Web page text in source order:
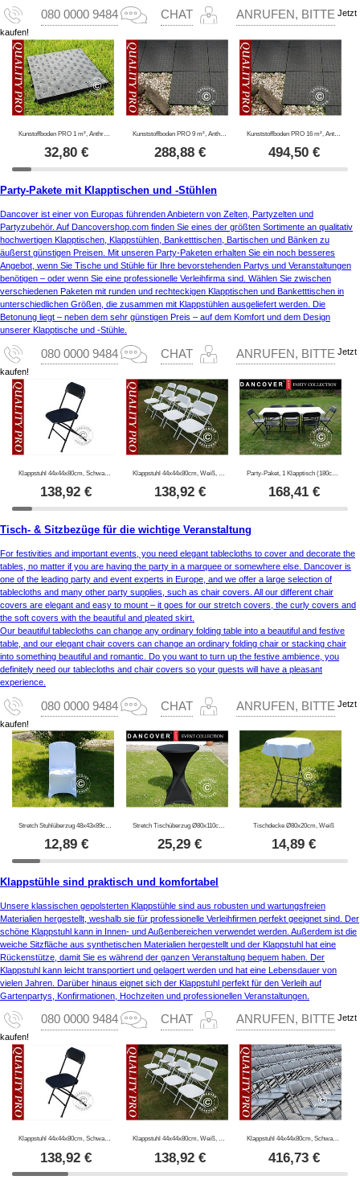
080 0000 9484 CHAT ANRUFEN, BITTE Jetzt
kaufen!
Kunstoffboden PRO 1 m², Anthrazit (4 St.)
32,80€
Kunststoffboden PRO 9 m², Anthrazit
288,88€
Kunststoffboden PRO 16 m², Anthrazit
494,50€
Party-Pakete mit Klapptischen und -Stühlen
Dancover ist einer von Europas führenden Anbietern von Zelten, Partyzelten und
Partyzubehör. Auf Dancovershop.com finden Sie eines der größten Sortimente an qualitativ
hochwertigen Klapptischen, Klappstühlen, Banketttischen, Bartischen und Bänken zu
äußerst günstigen Preisen. Mit unseren Party-Paketen erhalten Sie ein noch besseres
Angebot, wenn Sie Tische und Stühle für Ihre bevorstehenden Partys und Veranstaltungen
benötigen – oder wenn Sie eine professionelle Verleihfirma sind. Wählen Sie zwischen
verschiedenen Paketen mit runden und rechteckigen Klapptischen und Banketttischen in
unterschiedlichen Größen, die zusammen mit Klappstühlen ausgeliefert werden. Die
Betonung liegt – neben dem sehr günstigen Preis – auf dem Komfort und dem Design
unserer Klapptische und -Stühle.
080 0000 9484 CHAT ANRUFEN, BITTE Jetzt
kaufen!
138,92 € 138,92€
Party-Paket, 1 Klapptisch (180cm) + 8 Klappstühle, Hellgrau/Schwarz
168,41€
Tisch- & Sitzbezüge für die wichtige Veranstaltung
For festivities and important events, you need elegant tablecloths to cover and decorate the
tables, no matter if you are having the party in a marquee or somewhere else. Dancover is
one of the leading party and event experts in Europe, and we offer a large selection of
tablecloths and many other party supplies, such as chair covers. All our different chair
covers are elegant and easy to mount – it goes for our stretch covers, the curly covers and
the soft covers with the beautiful and pleated skirt.
Our beautiful tablecloths can change any ordinary folding table into a beautiful and festive
table, and our elegant chair covers can change an ordinary folding chair or stacking chair
into something beautiful and romantic. Do you want to turn up the festive ambience, you
definitely need our tablecloths and chair covers so your guests will have a pleasant
experience.
080 0000 9484 CHAT ANRUFEN, BITTE Jetzt
kaufen!
12,89€ 25,29 €
Tischdecke Ø80x20cm, Weiß
14,89 €
Klappstühle sind praktisch und komfortabel
Unsere klassischen gepolsterten Klappstühle sind aus robusten und wartungsfreien
Materialien hergestellt, weshalb sie für professionelle Verleihfirmen perfekt geeignet sind. Der
schöne Klappstuhl kann in Innen- und Außenbereichen verwendet werden. Außerdem ist die
weiche Sitzfläche aus synthetischen Materialien hergestellt und der Klappstuhl hat eine
Rückenstütze, damit Sie es während der ganzen Veranstaltung bequem haben. Der
Klappstuhl kann leicht transportiert und gelagert werden und hat eine Lebensdauer von
vielen Jahren. Darüber hinaus eignet sich der Klappstuhl perfekt für den Verleih auf
Gartenpartys, Konfirmationen, Hochzeiten und professionellen Veranstaltungen.
080 0000 9484 CHAT ANRUFEN, BITTE Jetzt
kaufen!
Klappstuhl 44x44x80cm, Schwarz, 8 St.
138,92 €
Klappstuhl 44x44x80cm, Weiß, 8 St.
138,92€
Klappstuhl 44x44x80cm, Schwarz, 24 St.
416,73€